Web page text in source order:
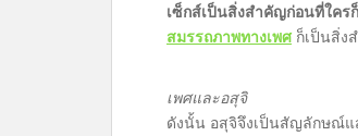
เซ็กส์เป็นสิ่งสำคัญก่อนที่ใคร
สมรรถภาพทางเพศก็เป็นสิ่ง
เพศและอสุจิ
ดังนั้น อสุจิจึงเป็นสัญลักษณ์แ